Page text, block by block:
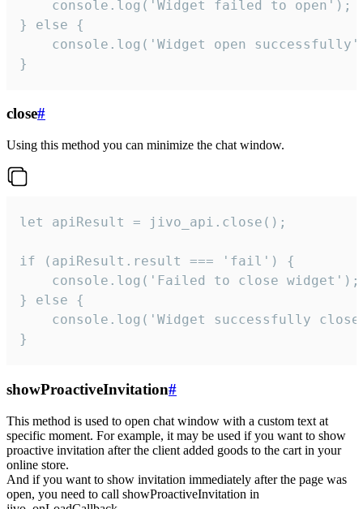
    console.log('Widget failed to open');
} else {
console.log('Widget open
}
close#
Using this method you can minimize the chat window.
let apiResult = jivo_api.close();
if (apiResult.result === 'fail') {
    console.log('Failed to close widget');
} else {
console.log('Widget successfully
}
showProactiveInvitation#
This method is used to open chat window with a custom text at
specific moment. For example, it may be used if you want to show
proactive invitation after the client added goods to the cart in your
online store.
And if you want to show invitation immediately after the page was
open, you need to call showProactiveInvitation in